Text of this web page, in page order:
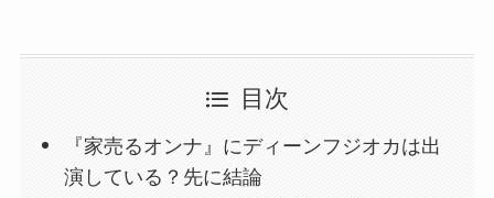
目次
『家売るオンナ』にディーンフジオカは出
演している？先に結論